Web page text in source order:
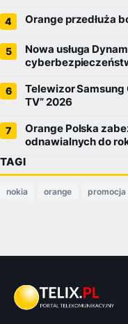
Orange przedłuża
Nowa usługa
Telewizor Samsung
TV” 2026
Orange Polska
odnawialnych do
TAGI
nokia orange promocja